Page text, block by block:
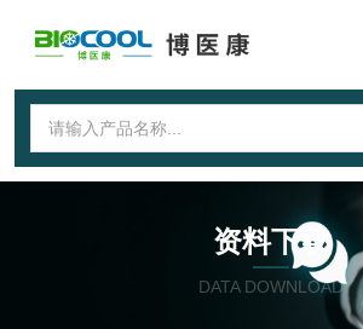
资料下载
DATA DOWNLOAD